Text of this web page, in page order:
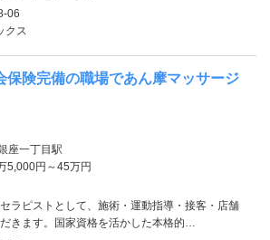
06
クス
保険完備の職場であん摩マッサージ
座一丁目駅
5,000円～45万円
セラピストとして、施術・運動指導・接客・店舗
きます。国家資格を活かした本格的…